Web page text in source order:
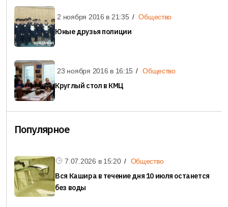
2 ноября 2016 в 21:35 Общество
Юные друзья полиции
23 ноября 2016 в 16:15 Общество
Круглый стол в КМЦ
Популярное
7.07.2026 в 15:20 Общество
Вся Кашира в течение дня 10 июля останется
без воды